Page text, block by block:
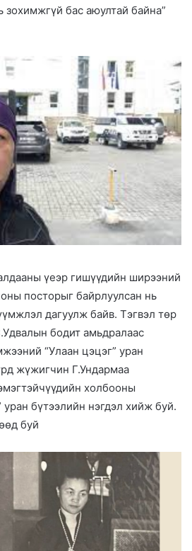
зохимжгүй бас аюултай байна”
үеэр гишүүдийн ширээний
посторыг байрлуулсан нь
дагуулж байв. Тэгвэл төр
бодит амьдралаас
“Улаан цэцэг” уран
жүжигчин Г.Ундармаа
холбооны
бүтээлийн нэгдэл хийж буй.
буй